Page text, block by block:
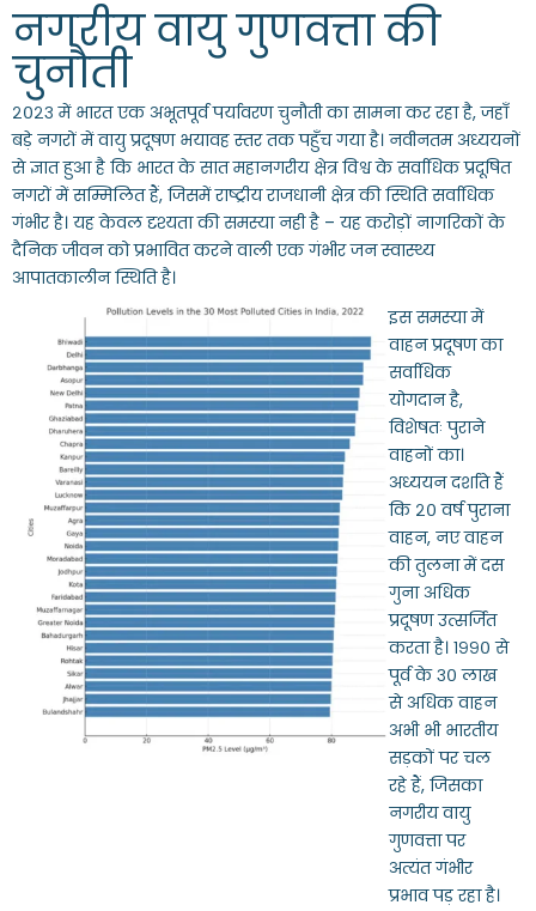
नगरीय वायु गुणवत्ता की
चुनौती
२०२३ में भारत एक अभूतपूर्व पर्यावरण चुनौती का सामना कर रहा है, जहाँ
बड़े नगरों में वायु प्रदूषण भयावह स्तर तक पहुँच गया है। नवीनतम अध्ययनों
से ज्ञात हुआ है कि भारत के सात महानगरीय क्षेत्र विश्व के सर्वाधिक प्रदूषित
नगरों में सम्मिलित हैं, जिसमें राष्ट्रीय राजधानी क्षेत्र की स्थिति सर्वाधिक
गंभीर है। यह केवल दृश्यता की समस्या नही है – यह करोड़ों नागरिकों के
दैनिक जीवन को प्रभावित करने वाली एक गंभीर जन स्वास्थ्य
आपातकालीन स्थिति है।
इस समस्या में
वाहन प्रदूषण का
सर्वाधिक
योगदान है,
विशेषतः पुराने
वाहनों का।
अध्ययन दर्शाते हैं
कि २० वर्ष पुराना
वाहन, नए वाहन
की तुलना में दस
गुना अधिक
प्रदूषण उत्सर्जित
करता है। १९९० से
पूर्व के ३० लाख
से अधिक वाहन
अभी भी भारतीय
सड़कों पर चल
रहे हैं, जिसका
नगरीय वायु
गुणवत्ता पर
अत्यंत गंभीर
प्रभाव पड़ रहा है।